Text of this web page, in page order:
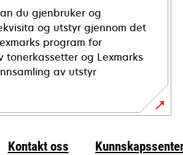
du gjenbruker og
og utstyr gjennom det
program for
tonerkassetter og Lexmarks
av utstyr
Kontakt oss